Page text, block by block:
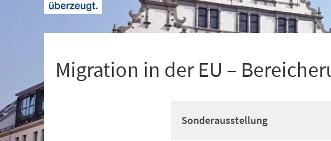
Migration in der EU –
Sonderausstellung